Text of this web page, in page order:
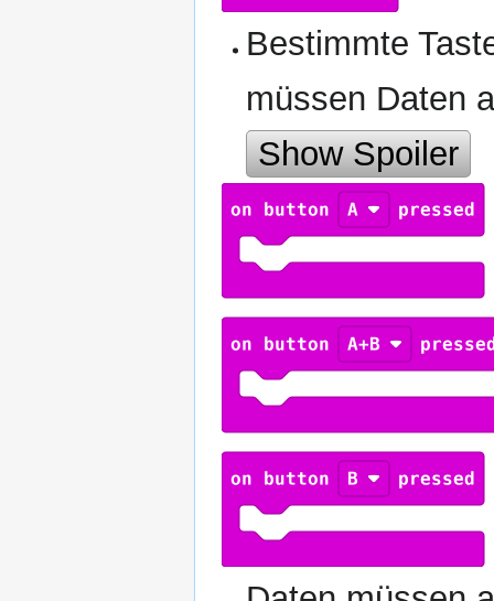
Bestimmte
müssen Daten
Show Spoiler